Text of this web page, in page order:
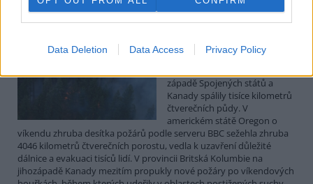
Data Deletion Data Access Privacy Policy
Spojených států a Kanady
západě Spojených států a
Kanady spálily tisíce kilometrů
čtverečních půdy. V
americkém státě Oregon o
víkendu zhruba desítka požárů podle serveru BBC sežehla zhruba
4046 kilometrů čtverečních porostu, vedla k uzavření důležité
dálnice a evakuaci tisíců lidí. V provincii Britská Kolumbie na
jihozápadě Kanady mezitím propukly nové požáry po víkendových